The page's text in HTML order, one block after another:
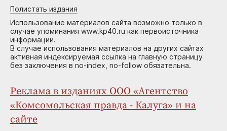
Полистать издания
Использование материалов сайта возможно только в
случае упоминания www.kp40.ru как первоисточника
информации.
В случае использования материалов на других сайтах
активная индексируемая ссылка на главную страницу
без заключения в no-index, no-follow обязательна.
Реклама в изданиях ООО «Агентство
«Комсомольская правда - Калуга» и на
сайте